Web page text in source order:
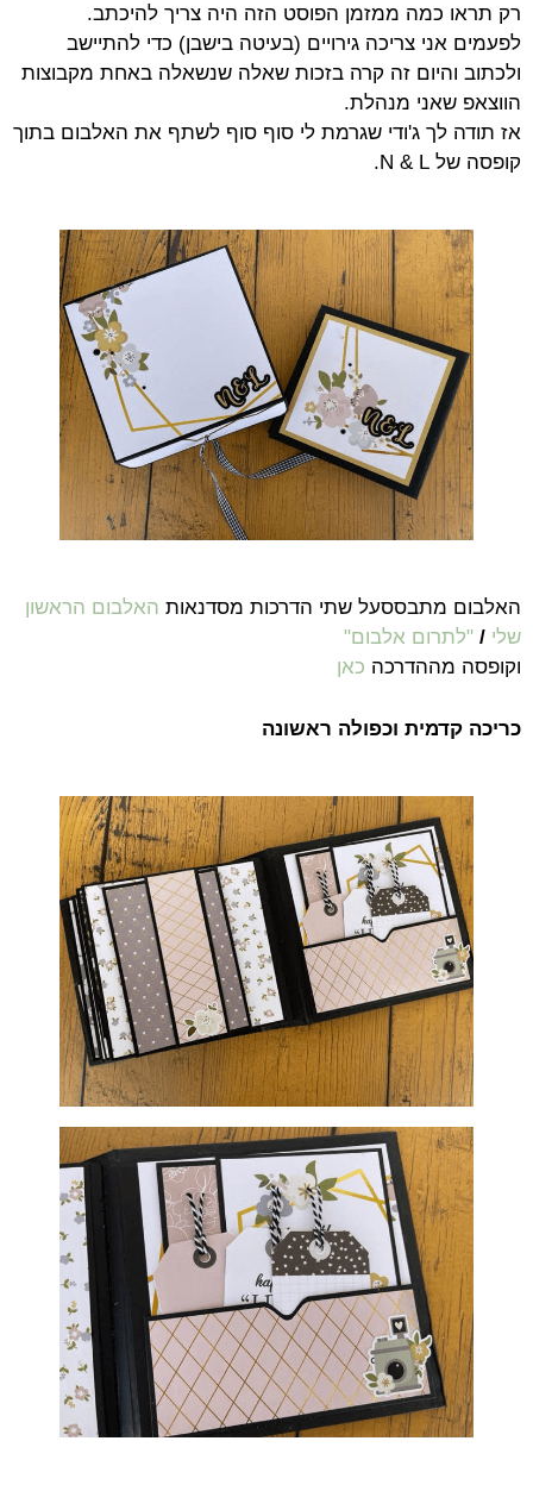
רק תראו כמה ממזמן הפוסט הזה היה צריך להיכתב.
לפעמים אני צריכה גירויים (בעיטה בישבן) כדי להתיישב
ולכתוב והיום זה קרה בזכות שאלה שנשאלה באחת מקבוצות
הווצאפ שאני מנהלת.
אז תודה לך ג'ודי שגרמת לי סוף סוף לשתף את האלבום בתוך
קופסה של N & L.
האלבום מתבססעל שתי הדרכות מסדנאות האלבום הראשון
שלי / "לתרום אלבום"
וקופסה מההדרכה כאן
כריכה קדמית וכפולה ראשונה